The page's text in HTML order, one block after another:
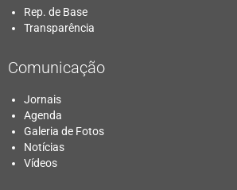
Rep. de Base
Transparência
Comunicação
Jornais
Agenda
Galeria de Fotos
Notícias
Vídeos